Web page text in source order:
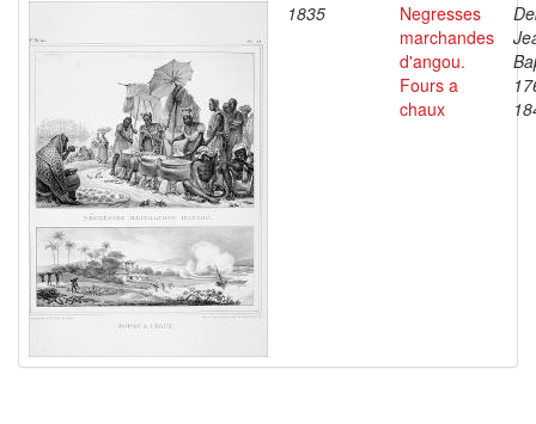
1835
Negresses
marchandes
d'angou.
Fours a
chaux